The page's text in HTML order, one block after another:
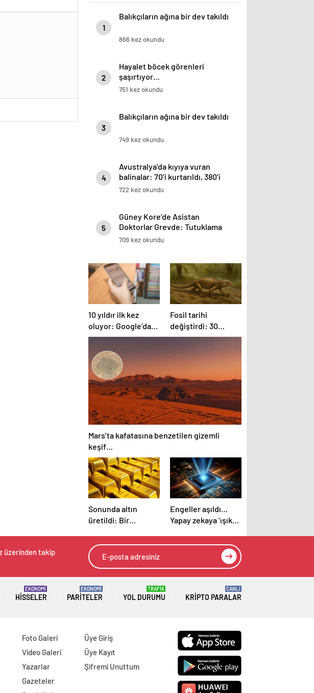
1
Balıkçıların ağına bir dev takıldı
866 kez okundu
2
Hayalet böcek görenleri
şaşırtıyor…
751 kez okundu
3
Balıkçıların ağına bir dev takıldı
749 kez okundu
4
Avustralya’da kıyıya vuran
balinalar: 70’i kurtarıldı, 380’i
öldü
722 kez okundu
5
Güney Kore’de Asistan
Doktorlar Grevde: Tutuklama
Tehdidi ve Lisans İptali
709 kez okundu
10 yıldır ilk kez
oluyor: Google’dan
anlamsız değişiklik
Fosil tarihi
değiştirdi: 30
milyon yıl daha
yaşıyorlarmış
Mars’ta kafatasına benzetilen gizemli
keşif…
Sonunda altın
üretildi: Bir
tarihi değiştirdiler
Engeller aşıldı…
Yapay zekaya ‘ışık
üzerinden takip
HISSELER
EKONOMİ
PARITELER
EKONOMİ
YOL DURUMU
TRAFİK
KRIPTO PARALAR
CANLI
Foto Galeri
Video Galeri
Yazarlar
Gazeteler
Üye Giriş
Üye Kayıt
Şifremi Unuttum